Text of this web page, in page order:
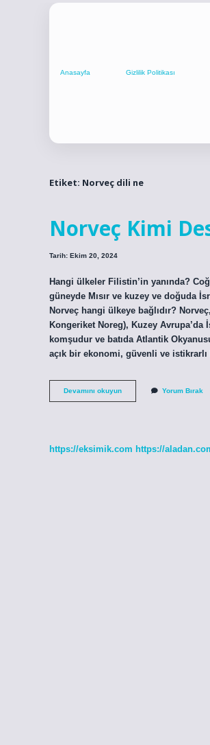
Anasayfa Gizlilik Politikası
Etiket: Norveç dili ne
Norveç Kimi
Tarih: Ekim 20, 2024
Hangi ülkeler Filistin’in yanında?
güneyde Mısır ve kuzey ve doğuda
Norveç hangi ülkeye bağlıdır?
Kongeriket Noreg), Kuzey Avrupa’da
komşudur ve batıda Atlantik
açık bir ekonomi, güvenli ve
Devamını okuyunNorveç
Kimi
Yorum Bırak
https://eksimik.com https://